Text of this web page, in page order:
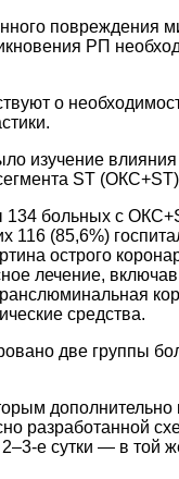
повреждения
РП
о
изучение
SТ
больных с
116 (85,6%)
острого
лечение,
средства.
две группы
разработанной
е сутки — в той